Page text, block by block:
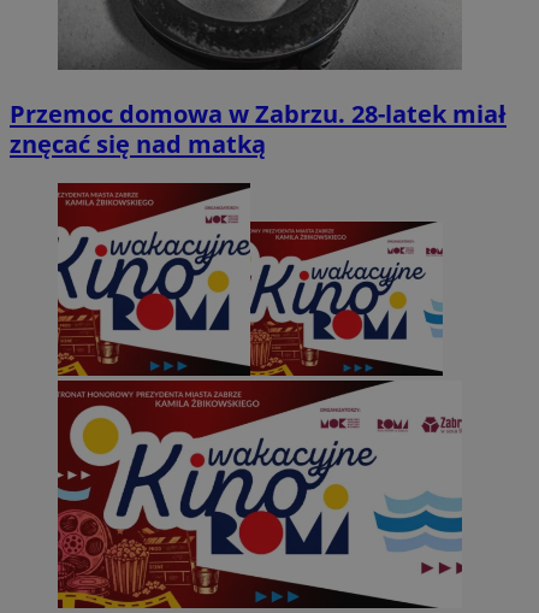
Przemoc domowa w Zabrzu. 28-latek miał
znęcać się nad matką